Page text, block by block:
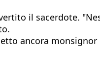
il sacerdote.
ancora monsignor